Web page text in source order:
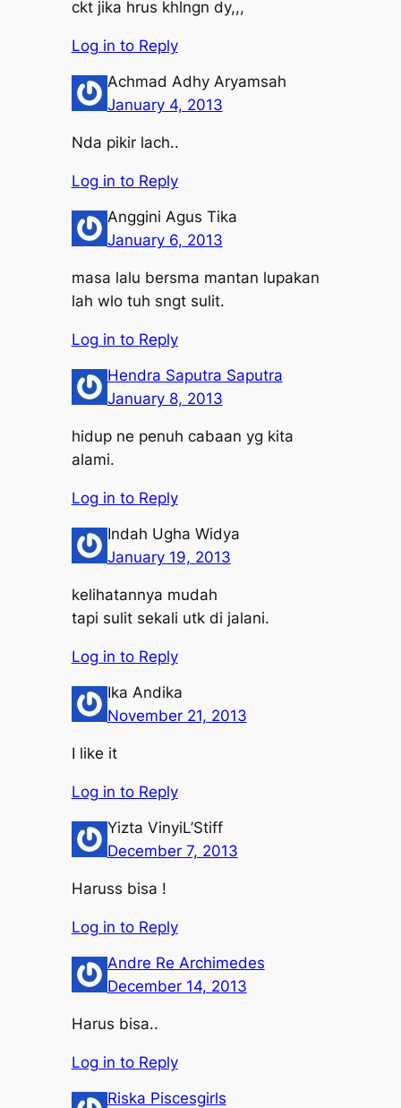
ckt jika hrus khlngn dy,,,
Log in to Reply
Achmad Adhy Aryamsah
January 4, 2013
Nda pikir lach..
Log in to Reply
Anggini Agus Tika
January 6, 2013
masa lalu bersma mantan lupakan
lah wlo tuh sngt sulit.
Log in to Reply
Hendra Saputra Saputra
January 8, 2013
hidup ne penuh cabaan yg kita
alami.
Log in to Reply
Indah Ugha Widya
January 19, 2013
kelihatannya mudah
tapi sulit sekali utk di jalani.
Log in to Reply
Ika Andika
November 21, 2013
I like it
Log in to Reply
Yizta VinyiL’Stiff
December 7, 2013
Haruss bisa !
Log in to Reply
Andre Re Archimedes
December 14, 2013
Harus bisa..
Log in to Reply
Riska Piscesgirls